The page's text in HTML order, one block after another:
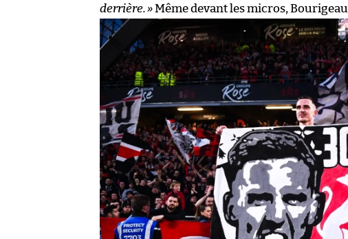
derrière.»Même devant les micros,